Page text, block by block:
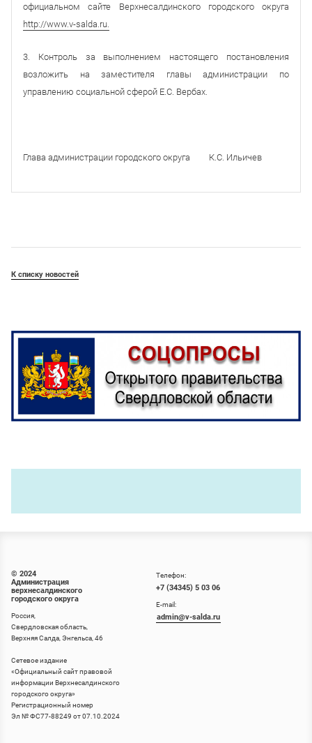
официальном сайте Верхнесалдинского городского округа
http://www.v-salda.ru.
3. Контроль за выполнением настоящего постановления
возложить на заместителя главы администрации по
управлению социальной сферой Е.С. Вербах.
Глава администрации городского округа К.С. Ильичев
К списку новостей
© 2024
Администрация
верхнесалдинского
городского округа
Россия,
Свердловская область,
Верхняя Салда, Энгельса, 46
Сетевое издание
«Официальный сайт правовой
информации Верхнесалдинского
городского округа»
Регистрационный номер
Эл № ФС77-88249 от 07.10.2024
Телефон:
+7 (34345) 5 03 06
E-mail:
admin@v-salda.ru